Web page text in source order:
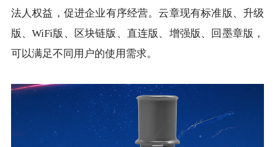
法人权益，促进企业有序经营。云章现有标准版、升级
版、WiFi版、区块链版、直连版、增强版、回墨章版，
可以满足不同用户的使用需求。